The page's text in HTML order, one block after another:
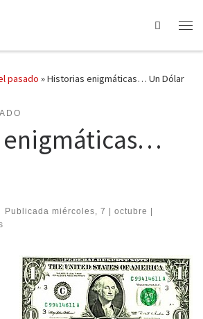
Search
pasado »Historias enigmáticas… Un Dólar
enigmáticas…
Publicada miércoles, 7 | octubre |